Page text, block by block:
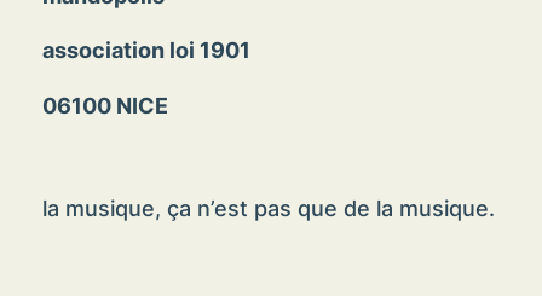
association loi 1901
06100 NICE
la musique, ça n’est pas que de la musique.